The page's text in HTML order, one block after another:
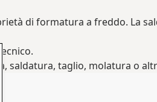
di formatura a freddo. La
saldatura, taglio, molatura o